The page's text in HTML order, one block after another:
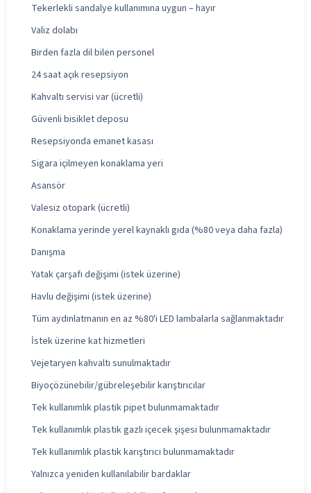
Tekerlekli sandalye kullanımına uygun – hayır
Valiz dolabı
Birden fazla dil bilen personel
24 saat açık resepsiyon
Kahvaltı servisi var (ücretli)
Güvenli bisiklet deposu
Resepsiyonda emanet kasası
Sigara içilmeyen konaklama yeri
Asansör
Valesiz otopark (ücretli)
Konaklama yerinde yerel kaynaklı gıda (%80 veya daha fazla)
Danışma
Yatak çarşafı değişimi (istek üzerine)
Havlu değişimi (istek üzerine)
Tüm aydınlatmanın en az %80'i LED lambalarla sağlanmaktadır
İstek üzerine kat hizmetleri
Vejetaryen kahvaltı sunulmaktadır
Biyoçözünebilir/gübreleşebilir karıştırıcılar
Tek kullanımlık plastik pipet bulunmamaktadır
Tek kullanımlık plastik gazlı içecek şişesi bulunmamaktadır
Tek kullanımlık plastik karıştırıcı bulunmamaktadır
Yalnızca yeniden kullanılabilir bardaklar